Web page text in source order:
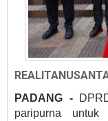
PADANG -
paripurna untuk